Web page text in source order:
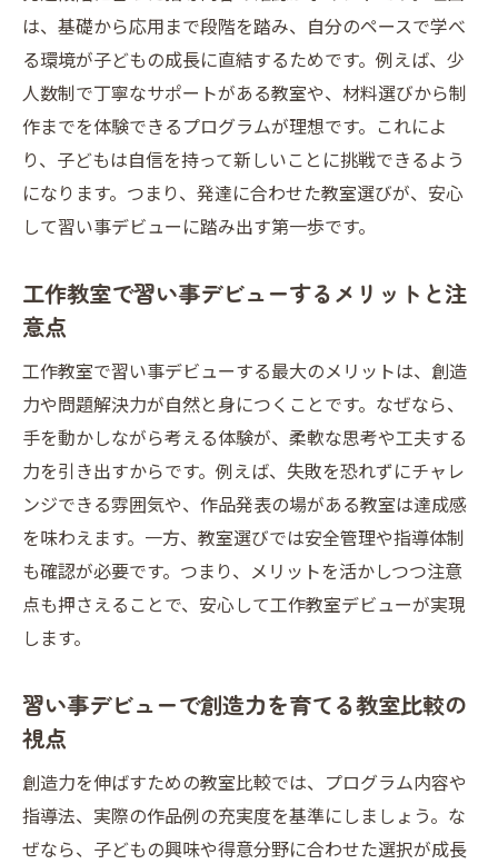
は、基礎から応用まで段階を踏み、自分のペースで学べ
る環境が子どもの成長に直結するためです。例えば、少
人数制で丁寧なサポートがある教室や、材料選びから制
作までを体験できるプログラムが理想です。これによ
り、子どもは自信を持って新しいことに挑戦できるよう
になります。つまり、発達に合わせた教室選びが、安心
して習い事デビューに踏み出す第一歩です。
工作教室で習い事デビューするメリットと注
意点
工作教室で習い事デビューする最大のメリットは、創造
力や問題解決力が自然と身につくことです。なぜなら、
手を動かしながら考える体験が、柔軟な思考や工夫する
力を引き出すからです。例えば、失敗を恐れずにチャレ
ンジできる雰囲気や、作品発表の場がある教室は達成感
を味わえます。一方、教室選びでは安全管理や指導体制
も確認が必要です。つまり、メリットを活かしつつ注意
点も押さえることで、安心して工作教室デビューが実現
します。
習い事デビューで創造力を育てる教室比較の
視点
創造力を伸ばすための教室比較では、プログラム内容や
指導法、実際の作品例の充実度を基準にしましょう。な
ぜなら、子どもの興味や得意分野に合わせた選択が成長